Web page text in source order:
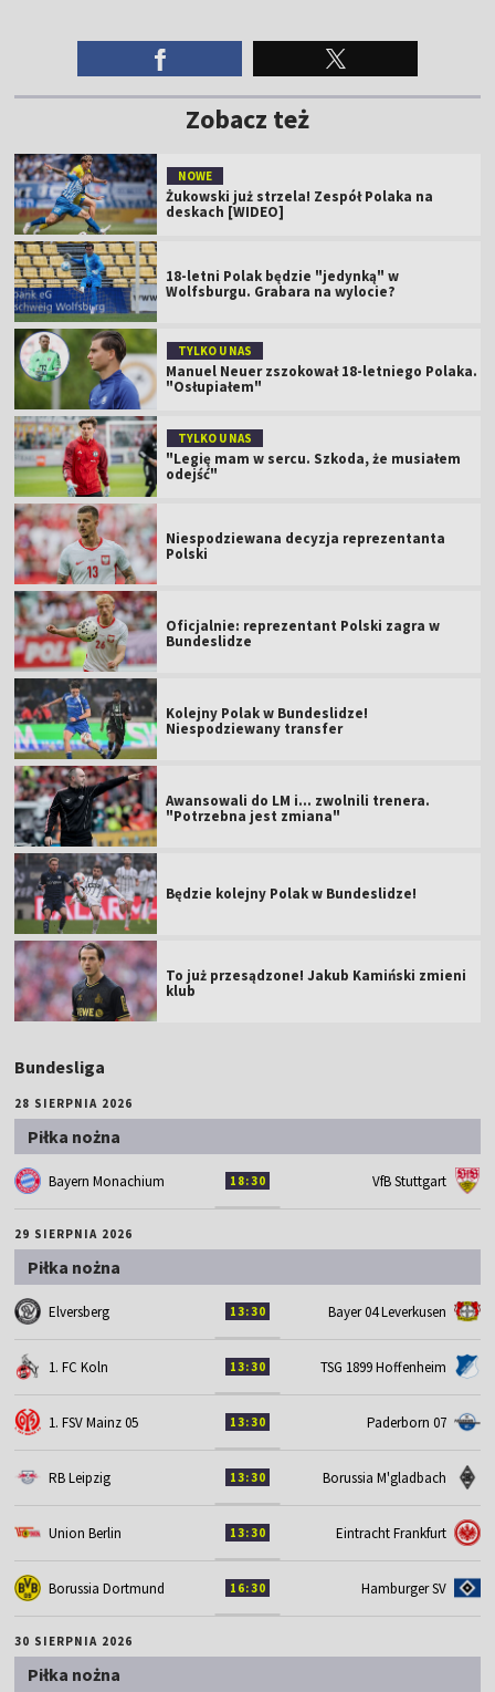
Zobacz też
NOWE
Żukowski już strzela! Zespół Polaka na
deskach [WIDEO]
18-letni Polak będzie "jedynką" w
Wolfsburgu. Grabara na wylocie?
TYLKO U NAS
Manuel Neuer zszokował 18-letniego Polaka.
"Osłupiałem"
TYLKO U NAS
"Legię mam w sercu. Szkoda, że musiałem
odejść"
Niespodziewana decyzja reprezentanta
Polski
Oficjalnie: reprezentant Polski zagra w
Bundeslidze
Kolejny Polak w Bundeslidze!
Niespodziewany transfer
Awansowali do LM i... zwolnili trenera.
"Potrzebna jest zmiana"
Będzie kolejny Polak w Bundeslidze!
To już przesądzone! Jakub Kamiński zmieni
klub
Bundesliga
28 SIERPNIA 2026
Piłka nożna
Bayern Monachium 18:30 VfB Stuttgart
29 SIERPNIA 2026
Piłka nożna
Elversberg 13:30 Bayer 04 Leverkusen
1. FC Koln 13:30 TSG 1899 Hoffenheim
1. FSV Mainz 05 13:30 Paderborn 07
RB Leipzig 13:30 Borussia M'gladbach
Union Berlin 13:30 Eintracht Frankfurt
Borussia Dortmund 16:30 Hamburger SV
30 SIERPNIA 2026
Piłka nożna